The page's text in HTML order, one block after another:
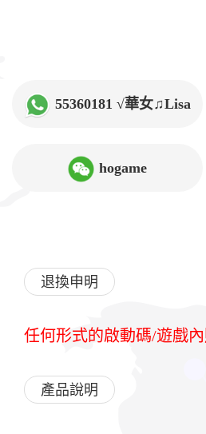
55360181 √華女♫Lisa
hogame
退換申明
任何形式的啟動碼/遊戲
產品說明